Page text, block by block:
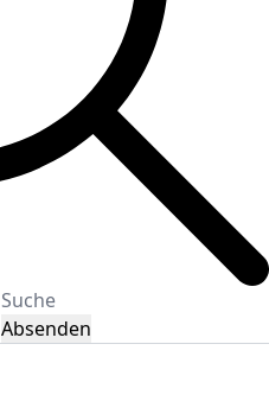
Absenden